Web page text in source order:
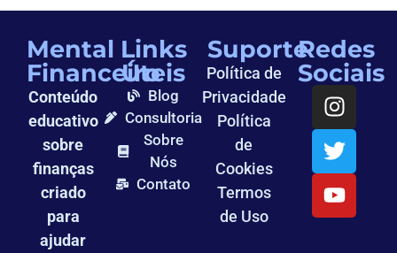
Mental
Financeiro
Conteúdo
educativo
sobre
finanças
criado
para
ajudar
Links
Úteis
Blog
Consultoria
Sobre
Nós
Contato
Suporte
Política de
Privacidade
Política
de
Cookies
Termos
de Uso
Redes
Sociais